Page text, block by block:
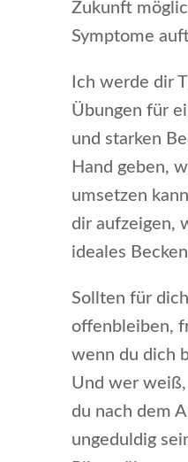
Zukunft
Symptome
Ich werde dir
Übungen für
und starken
Hand geben,
umsetzen
dir aufzeigen,
ideales
Sollten für
offenbleiben,
wenn du dich
Und wer
du nach dem
ungeduldig